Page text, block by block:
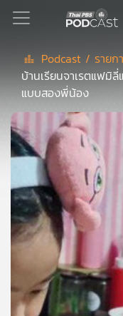
Podcast
เพล
ย์
ลิ
แนะนำ
เพล
สต์
ของ
Podcast / รายก
บ้านเรียนจาเรตแฟมิ
แบบสองพี่น้อง